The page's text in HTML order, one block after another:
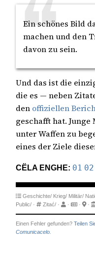
Ein schönes Bild
machen und den
davon zu sein.
Und das ist die
die es — neben
den offiziellen
geschafft hat.
unter Waffen zu
eines der Ziele
CËLA ENGHE: 01 02
Geschichte/ Krieg/ Militär/
Public/ · Zitać/ · · · ·
Einen Fehler gefunden? Teilen
Comunicacelo.